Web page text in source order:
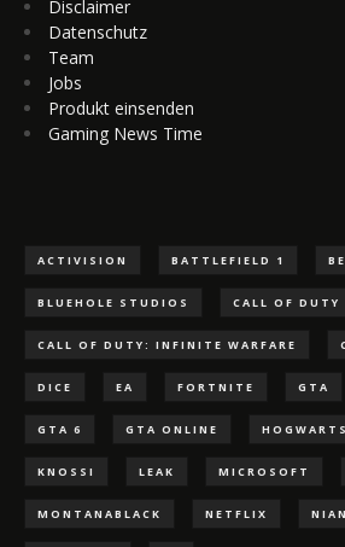
Disclaimer
Datenschutz
Team
Jobs
Produkt einsenden
Gaming News Time
ACTIVISION BATTLEFIELD 1
BLUEHOLE STUDIOS CALL OF DUTY
CALL OF DUTY: INFINITE WARFARE
DICE EA FORTNITE GTA
GTA 6 GTA ONLINE
KNOSSI LEAK MICROSOFT
MONTANABLACK NETFLIX